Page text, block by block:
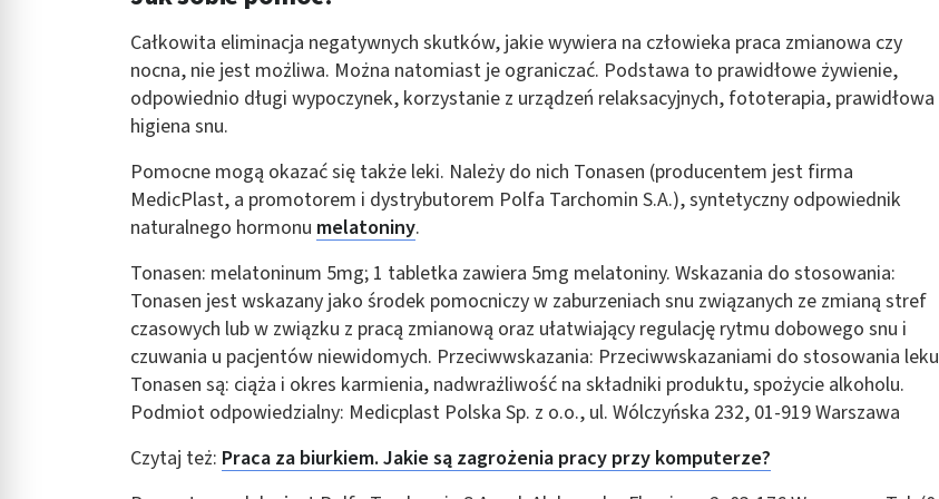
Całkowita eliminacja negatywnych skutków, jakie wywiera na człowieka praca zmianowa czy
nocna, nie jest możliwa. Można natomiast je ograniczać. Podstawa to prawidłowe żywienie,
odpowiednio długi wypoczynek, korzystanie z urządzeń relaksacyjnych, fototerapia, prawidłowa
higiena snu.
Pomocne mogą okazać się także leki. Należy do nich Tonasen (producentem jest firma
MedicPlast, a promotorem i dystrybutorem Polfa Tarchomin S.A.), syntetyczny odpowiednik
naturalnego hormonu melatoniny.
Tonasen: melatoninum 5mg; 1 tabletka zawiera 5mg melatoniny. Wskazania do stosowania:
Tonasen jest wskazany jako środek pomocniczy w zaburzeniach snu związanych ze zmianą stref
czasowych lub w związku z pracą zmianową oraz ułatwiający regulację rytmu dobowego snu i
czuwania u pacjentów niewidomych. Przeciwwskazania: Przeciwwskazaniami do stosowania leku
Tonasen są: ciąża i okres karmienia, nadwrażliwość na składniki produktu, spożycie alkoholu.
Podmiot odpowiedzialny: Medicplast Polska Sp. z o.o., ul. Wólczyńska 232, 01-919 Warszawa
Czytaj też: Praca za biurkiem. Jakie są zagrożenia pracy przy komputerze?